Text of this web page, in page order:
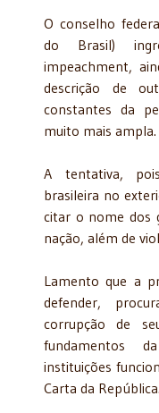
O conselho
do Brasil)
impeachment,
descrição de
constantes da
muito mais ampla.
A tentativa,
brasileira no
citar o nome dos
nação, além de
Lamento que a
defender,
corrupção de
fundamentos
instituições
Carta da República.